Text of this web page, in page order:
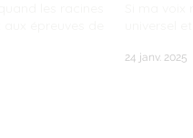
24 janv. 2025